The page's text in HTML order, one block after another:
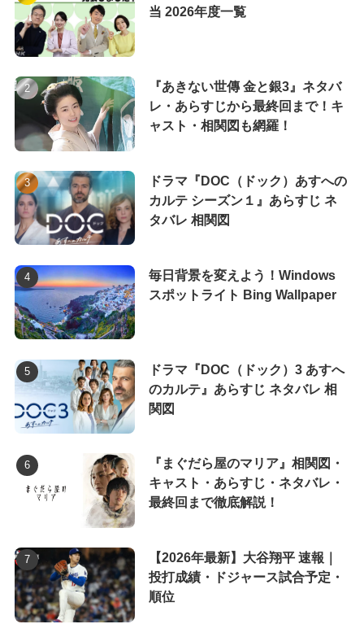
当 2026年度一覧
『あきない世傳 金と銀3』ネタバ
レ・あらすじから最終回まで！キ
ャスト・相関図も網羅！
ドラマ『DOC（ドック）あすへの
カルテ シーズン１』あらすじ ネ
タバレ 相関図
毎日背景を変えよう！Windows
スポットライト Bing Wallpaper
ドラマ『DOC（ドック）3 あすへ
のカルテ』あらすじ ネタバレ 相
関図
『まぐだら屋のマリア』相関図・
キャスト・あらすじ・ネタバレ・
最終回まで徹底解説！
【2026年最新】大谷翔平 速報｜
投打成績・ドジャース試合予定・
順位